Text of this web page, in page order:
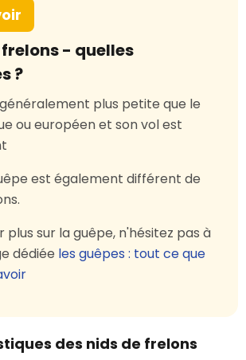
- quelles
?
plus petite que le
ou européen et son vol est
est également différent de
plus sur la guêpe, n'hésitez pas à
dédiée les guêpes : tout ce que
des nids de frelons